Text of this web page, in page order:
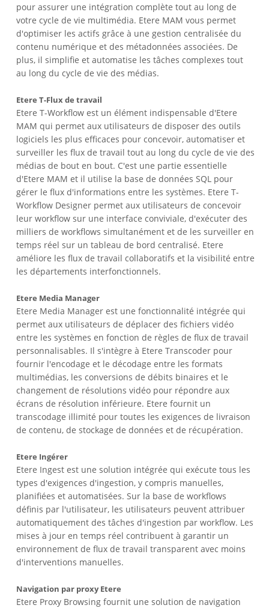
pour assurer une intégration complète tout au long de
votre cycle de vie multimédia. Etere MAM vous permet
d'optimiser les actifs grâce à une gestion centralisée du
contenu numérique et des métadonnées associées. De
plus, il simplifie et automatise les tâches complexes tout
au long du cycle de vie des médias.
Etere T-Flux de travail
Etere T-Workflow est un élément indispensable d'Etere
MAM qui permet aux utilisateurs de disposer des outils
logiciels les plus efficaces pour concevoir, automatiser et
surveiller les flux de travail tout au long du cycle de vie des
médias de bout en bout. C'est une partie essentielle
d'Etere MAM et il utilise la base de données SQL pour
gérer le flux d'informations entre les systèmes. Etere T-
Workflow Designer permet aux utilisateurs de concevoir
leur workflow sur une interface conviviale, d'exécuter des
milliers de workflows simultanément et de les surveiller en
temps réel sur un tableau de bord centralisé. Etere
améliore les flux de travail collaboratifs et la visibilité entre
les départements interfonctionnels.
Etere Media Manager
Etere Media Manager est une fonctionnalité intégrée qui
permet aux utilisateurs de déplacer des fichiers vidéo
entre les systèmes en fonction de règles de flux de travail
personnalisables. Il s'intègre à Etere Transcoder pour
fournir l'encodage et le décodage entre les formats
multimédias, les conversions de débits binaires et le
changement de résolutions vidéo pour répondre aux
écrans de résolution inférieure. Etere fournit un
transcodage illimité pour toutes les exigences de livraison
de contenu, de stockage de données et de récupération.
Etere Ingérer
Etere Ingest est une solution intégrée qui exécute tous les
types d'exigences d'ingestion, y compris manuelles,
planifiées et automatisées. Sur la base de workflows
définis par l'utilisateur, les utilisateurs peuvent attribuer
automatiquement des tâches d'ingestion par workflow. Les
mises à jour en temps réel contribuent à garantir un
environnement de flux de travail transparent avec moins
d'interventions manuelles.
Navigation par proxy Etere
Etere Proxy Browsing fournit une solution de navigation